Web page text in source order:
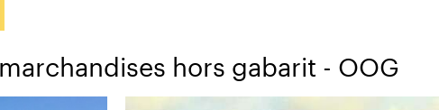
hors gabarit - OOG